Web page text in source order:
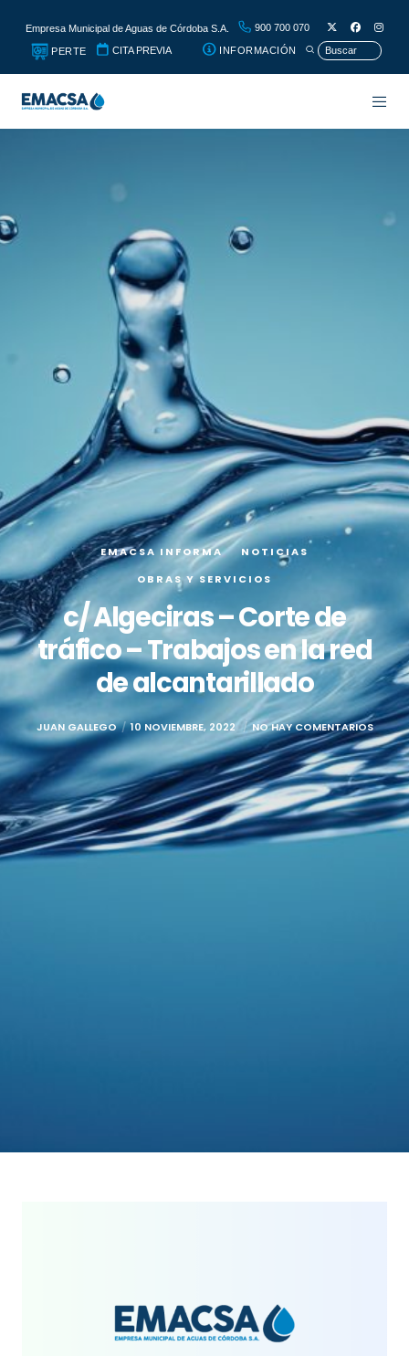
Empresa Municipal de Aguas de Córdoba S.A. 900 700 070
PERTE CITA PREVIA INFORMACIÓN
EMACSA INFORMA
NOTICIAS
OBRAS Y SERVICIOS
c/ Algeciras – Corte de
tráfico – Trabajos en la red
de alcantarillado
JUAN GALLEGO 10 NOVIEMBRE, 2022 NO HAY COMENTARIOS